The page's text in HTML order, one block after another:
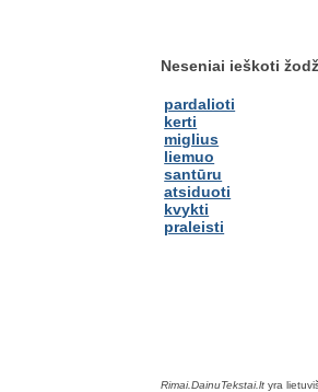
Neseniai ieškoti
pardalioti
kerti
miglius
liemuo
santūru
atsiduoti
kvykti
praleisti
Rimai.DainuTekstai.lt yra